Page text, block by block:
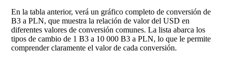
En la tabla anterior, verá un gráfico completo de conversión de
B3 a PLN, que muestra la relación de valor del USD en
diferentes valores de conversión comunes. La lista abarca los
tipos de cambio de 1 B3 a 10 000 B3 a PLN, lo que le permite
comprender claramente el valor de cada conversión.